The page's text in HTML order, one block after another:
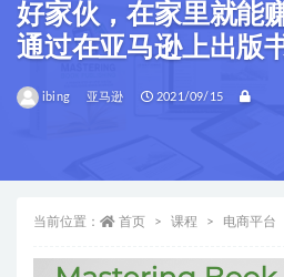
好家伙，在家里就能
通过在亚马逊上出版
ibing 亚马逊 2021/09/15
当前位置： 首页 课程 电商平台